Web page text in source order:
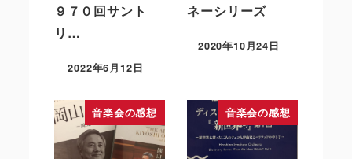
９７０回サント
リ…
2022年6月12日
ネーシリーズ
2020年10月24日
音楽会の感想 音楽会の感想